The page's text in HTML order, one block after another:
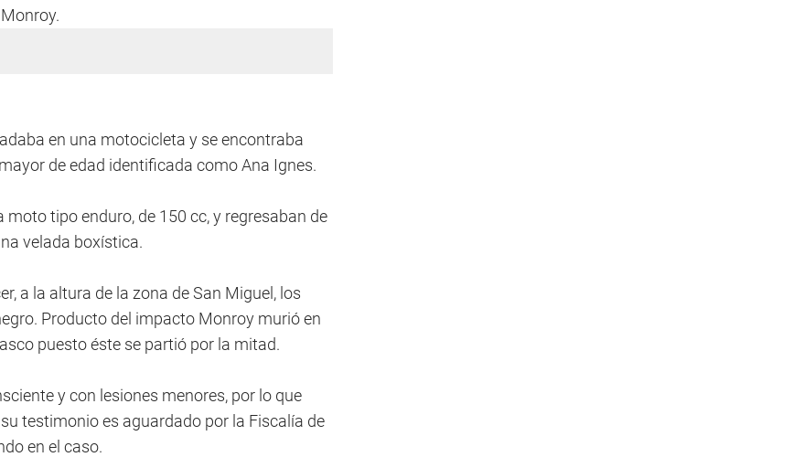
en una motocicleta y se encontraba
de edad identificada como Ana Ignes.
tipo enduro, de 150 cc, y regresaban de
velada boxística.
a la altura de la zona de San Miguel, los
Producto del impacto Monroy murió en
puesto éste se partió por la mitad.
y con lesiones menores, por lo que
testimonio es aguardado por la Fiscalía de
en el caso.